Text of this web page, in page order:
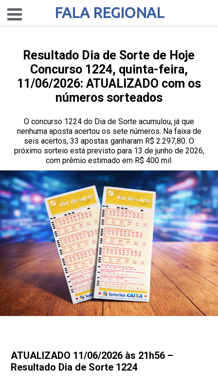
FALA REGIONAL
Resultado Dia de Sorte de Hoje
Concurso 1224, quinta-feira,
11/06/2026: ATUALIZADO com os
números sorteados
O concurso 1224 do Dia de Sorte acumulou, já que
nenhuma aposta acertou os sete números. Na faixa de
seis acertos, 33 apostas ganharam R$ 2.297,80. O
próximo sorteio está previsto para 13 de junho de 2026,
com prêmio estimado em R$ 400 mil.
ATUALIZADO 11/06/2026 às 21h56 –
Resultado Dia de Sorte 1224